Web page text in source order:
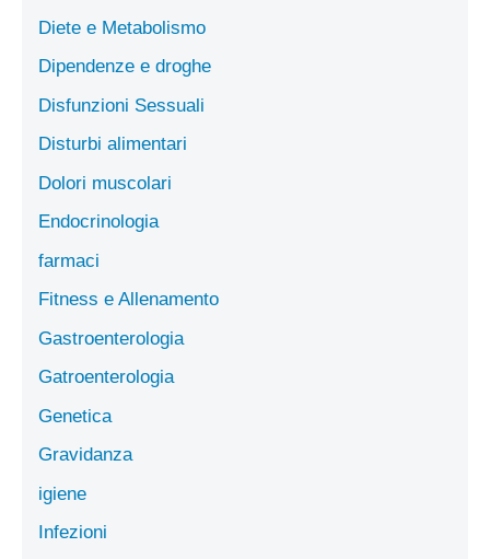
Diete e Metabolismo
Dipendenze e droghe
Disfunzioni Sessuali
Disturbi alimentari
Dolori muscolari
Endocrinologia
farmaci
Fitness e Allenamento
Gastroenterologia
Gatroenterologia
Genetica
Gravidanza
igiene
Infezioni